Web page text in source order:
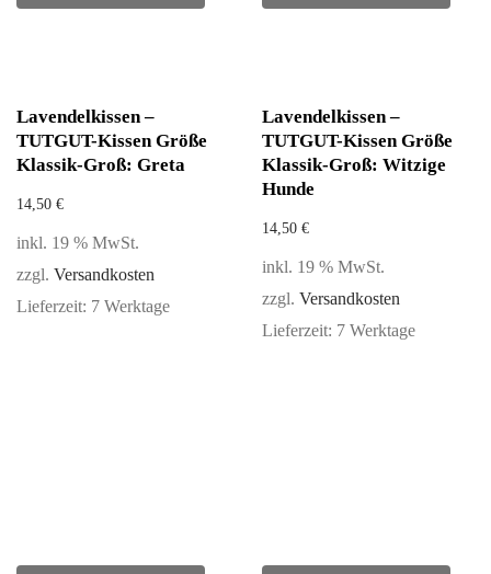
Lavendelkissen –
TUTGUT-Kissen Größe
Klassik-Groß: Greta
14,50 €
inkl. 19 % MwSt.
zzgl. Versandkosten
Lieferzeit: 7 Werktage
Lavendelkissen –
TUTGUT-Kissen Größe
Klassik-Groß: Witzige
Hunde
14,50 €
inkl. 19 % MwSt.
zzgl. Versandkosten
Lieferzeit: 7 Werktage